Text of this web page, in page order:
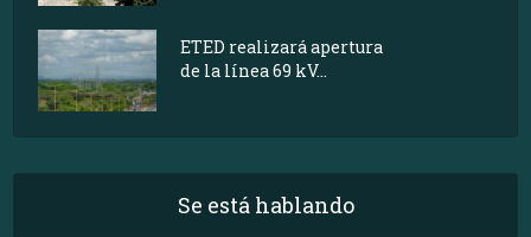
ETED realizará apertura
de la línea 69 kV...
Se está hablando